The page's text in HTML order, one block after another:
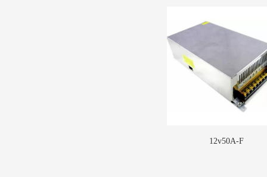
12v50A-F